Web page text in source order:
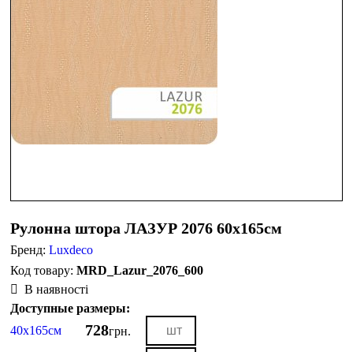
Рулонна штора ЛАЗУР 2076 60х165см
Бренд:Luxdeco
MRD_Lazur_2076_600
В наявності
Доступные размеры:
40х165см
728грн.